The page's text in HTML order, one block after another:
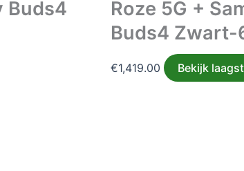
Buds4
Roze 5G +
Buds4 Zwart-
€1,419.00 Bekijk